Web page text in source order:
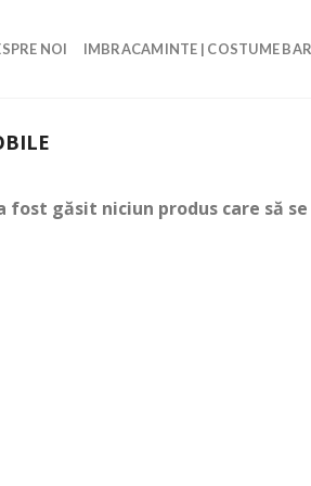
NOI IMBRACAMINTE | COSTUME
fost găsit niciun produs care să